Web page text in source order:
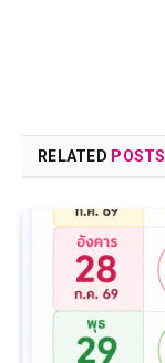
RELATED POSTS